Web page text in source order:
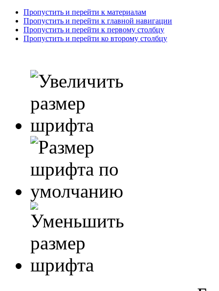
Пропустить и перейти к материалам
Пропустить и перейти к главной навигации
Пропустить и перейти к первому столбцу
Пропустить и перейти ко второму столбцу